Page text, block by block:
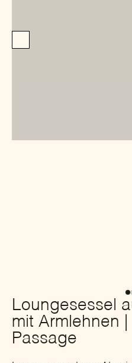
Loungesessel
mit Armlehnen |
Passage